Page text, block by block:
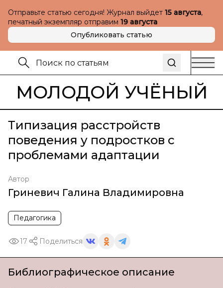
Отправьте статью сегодня! Журнал выйдет 15 августа,
печатный экземпляр отправим 19 августа
Опубликовать статью
МОЛОДОЙ УЧЁНЫЙ
Типизация расстройств
поведения у подростков с
проблемами адаптации
Автор
Гриневич Галина Владимировна
Педагогика
17 Поделиться
Библиографическое описание